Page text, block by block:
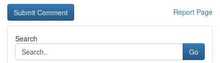
Report Page
Search
Go